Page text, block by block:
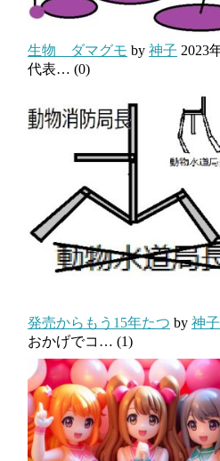
生物 ダマグモ by 神子 2023
代表… (0)
発売からもう15年たつ by 神子
おかげでコ… (1)